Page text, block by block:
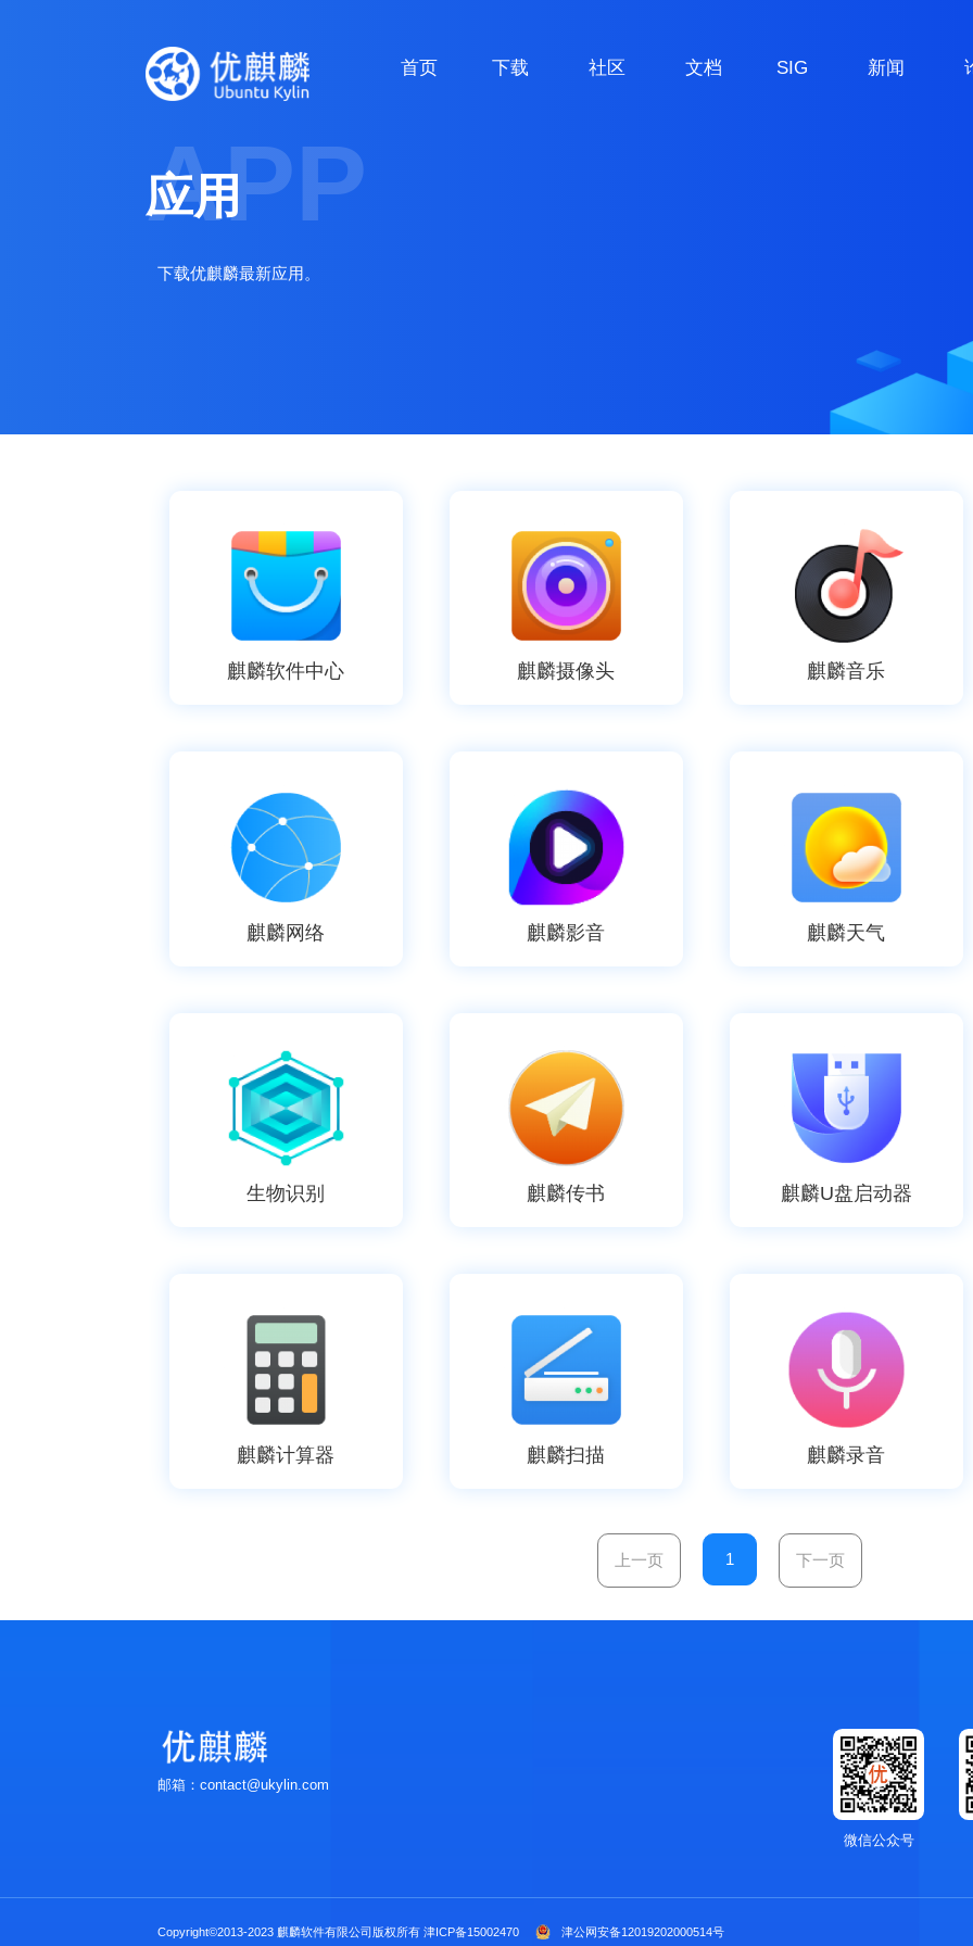
首页 下载 社区 文档 SIG 新闻
APP
应用
下载优麒麟最新应用。
麒麟软件中心 麒麟摄像头 麒麟音乐
麒麟网络 麒麟影音 麒麟天气
生物识别 麒麟传书 麒麟U盘启动器
麒麟计算器 麒麟扫描 麒麟录音
上一页 1 下一页
邮箱：contact@ukylin.com
微信公众号
Copyright©2013-2023 麒麟软件有限公司版权所有 津ICP备15002470 津公网安备12019202000514号